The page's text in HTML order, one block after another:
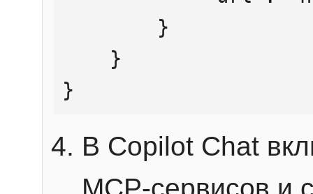
}
В Copilot Chat
MCP-сервисов и